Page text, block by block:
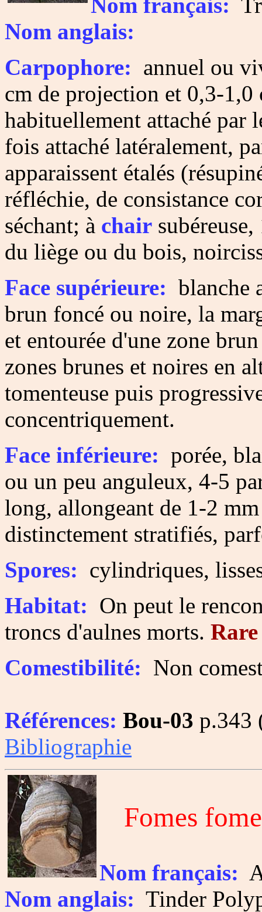
Nom anglais:
Carpophore: annuel ou
cm de projection et 0,3-1,0
habituellement attaché par
fois attaché latéralement,
apparaissent étalés
réfléchie, de consistance
séchant; à chair
du liège ou du bois,
Face supérieure: blanche
brun foncé ou noire, la
et entourée d'une zone
zones brunes et noires en
tomenteuse puis
concentriquement.
Face inférieure: porée,
ou un peu anguleux, 4-5
long, allongeant de 1-2
distinctement stratifiés,
Spores: cylindriques,
Habitat: On peut le
troncs d'aulnes morts. Rare
Comestibilité: Non
Références: Bou-03 p.343
Bibliographie
Fomes
Nom français:
Nom anglais: Tinder